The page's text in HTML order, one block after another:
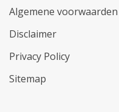
Algemene voorwaarden
Disclaimer
Privacy Policy
Sitemap